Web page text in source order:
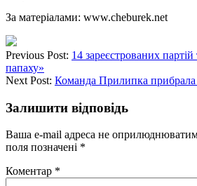
За матеріалами: www.cheburek.net
Previous Post: 14 зареєстрованих
папаху»
Next Post: Команда Прилипка прибрала
Залишити відповідь
Ваша e-mail адреса не
поля позначені *
Коментар *